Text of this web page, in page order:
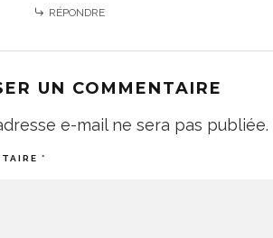
RÉPONDRE
UN COMMENTAIRE
e-mail ne sera pas publiée.
*